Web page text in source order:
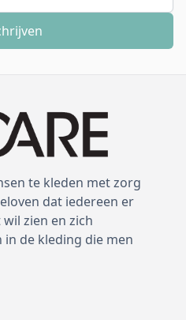
te kleden met zorg
dat iedereen er
zien en zich
de kleding die men